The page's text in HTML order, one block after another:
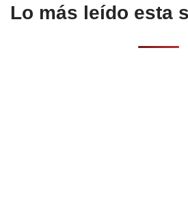
Lo más leído esta